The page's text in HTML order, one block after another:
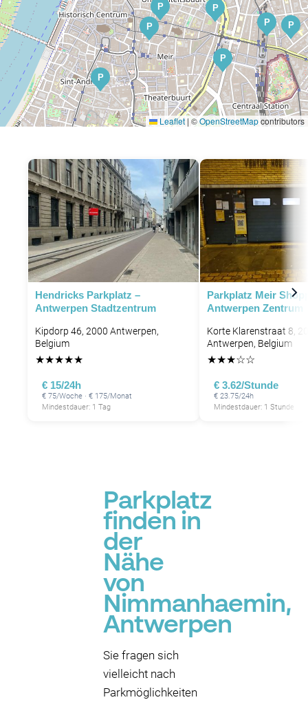
P
P
P
P
P
P P
P
Leaflet |©OpenStreetMapcontributors
Hendricks Parkplatz –
Antwerpen Stadtzentrum
Kipdorp 46, 2000 Antwerpen,
Belgium
★★★★★
€ 15/24h
€ 75/Woche · € 175/Monat
Mindestdauer: 1 Tag
Parkplatz Meir
Antwerpen Zentrum
Korte Klarenstraat 8,
Antwerpen, Belgium
★★★☆☆
€ 3.62/Stunde
€ 23.75/24h
Mindestdauer: 1 Stunde
Parkplatz
finden in
der
Nähe
von
Nimmanhaemin,
Antwerpen
Sie fragen sich
vielleicht nach
Parkmöglichkeiten